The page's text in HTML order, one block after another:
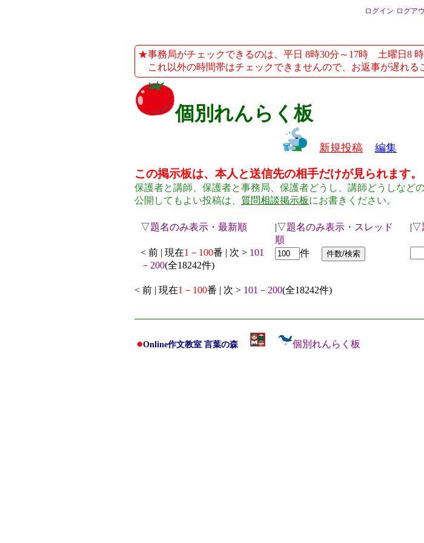
ログイン ログア
★事務局がチェックできるのは、平日 8時30分～17時 土曜日8 時
これ以外の時間帯はチェックできませんので、お返事が遅れる
個別れんらく板
新規投稿 編集
この掲示板は、本人と送信先の相手だけが見られます。
保護者と講師、保護者と事務局、保護者どうし、講師どうしなど
公開してもよい投稿は、 質問相談掲示板にお書きください。
▽題名のみ表示・最新順 |▽題名のみ表示・スレッド
順
|▽
< 前 | 現在1－100番 | 次 > 101
－200(全18242件)
件
< 前 | 現在1－100番 | 次 > 101－200(全18242件)
●Online作文教室 言葉の森 個別れんらく板